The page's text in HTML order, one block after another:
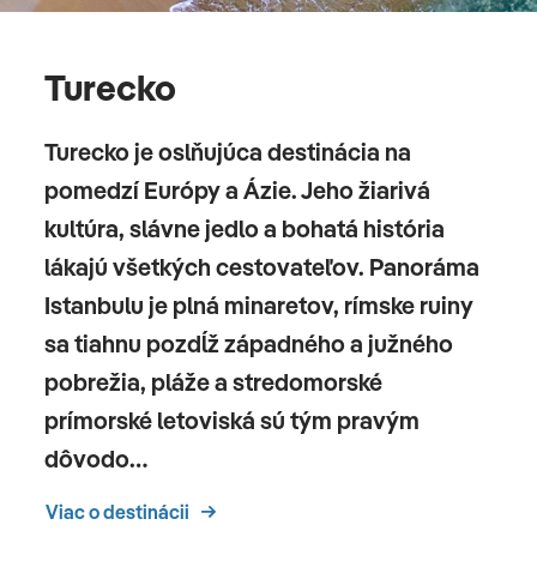
Turecko
Turecko je oslňujúca destinácia na
pomedzí Európy a Ázie. Jeho žiarivá
kultúra, slávne jedlo a bohatá história
lákajú všetkých cestovateľov. Panoráma
Istanbulu je plná minaretov, rímske ruiny
sa tiahnu pozdĺž západného a južného
pobrežia, pláže a stredomorské
prímorské letoviská sú tým pravým
dôvodo…
Viac o destinácii